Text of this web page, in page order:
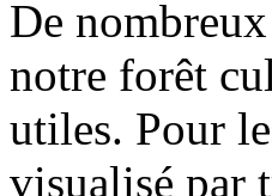
De
notre forêt
utiles. Pour
visualisé par